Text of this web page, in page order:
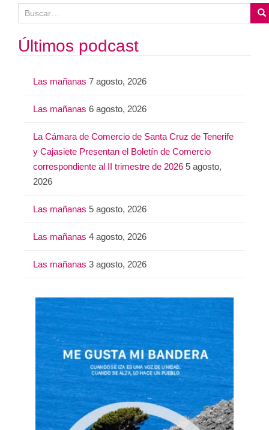
u
s
c
Últimos podcast
Las mañanas 7 agosto, 2026
Las mañanas 6 agosto, 2026
La Cámara de Comercio de Santa Cruz de Tenerife
y Cajasiete Presentan el Boletín de Comercio
correspondiente al II trimestre de 2026 5 agosto,
2026
Las mañanas 5 agosto, 2026
Las mañanas 4 agosto, 2026
Las mañanas 3 agosto, 2026